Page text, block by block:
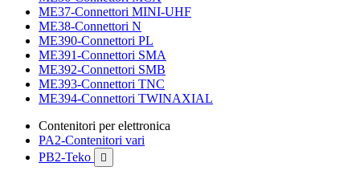
ME37-Connettori MINI-UHF
ME38-Connettori N
ME390-Connettori PL
ME391-Connettori SMA
ME392-Connettori SMB
ME393-Connettori TNC
ME394-Connettori TWINAXIAL
Contenitori per elettronica
PA2-Contenitori vari
PB2-Teko
